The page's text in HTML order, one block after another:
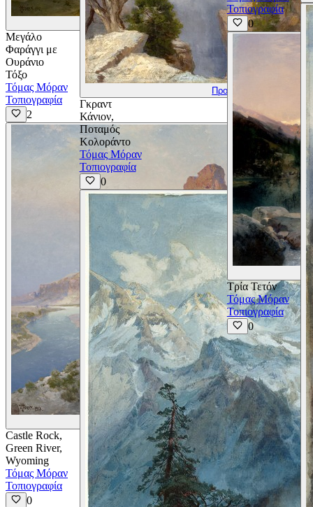
Προβολή Λεπτομερειών
Μεγάλο
Φαράγγι με
Ουράνιο
Τόξο
Τόμας Μόραν
Τοπιογραφία
2
Προβολή Λεπτομερειών
Castle Rock,
Green River,
Wyoming
Τόμας Μόραν
Τοπιογραφία
0
Προβολή Λεπτομερειών
Γκραντ
Κάνιον,
Ποταμός
Κολοράντο
Τόμας Μόραν
Τοπιογραφία
0
Τοπιογραφία
0
Τρία Τετόν
Τόμας Μόραν
Τοπιογραφία
0